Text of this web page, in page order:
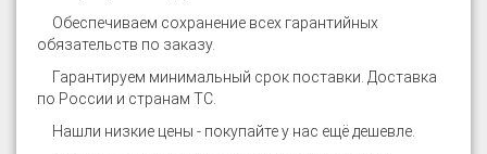
Обеспечиваем сохранение всех гарантийных
обязательств по заказу.
Гарантируем минимальный срок поставки. Доставка
по России и странам ТС.
Нашли низкие цены - покупайте у нас ещё дешевле.